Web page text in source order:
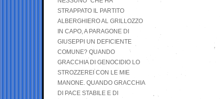
STRAPPATO IL PARTITO
ALBERGHIERO AL GRILLOZZO
IN CAPO, A PARAGONE DI
GIUSEPPI UN DEFICIENTE
COMUNE? QUANDO
GRACCHIA DI GENOCIDIO LO
STROZZEREI CON LE MIE
MANONE. QUANDO GRACCHIA
DI PACE STABILE E DI